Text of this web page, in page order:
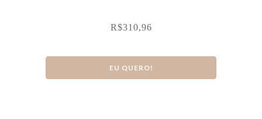
R$310,96
EU QUERO!